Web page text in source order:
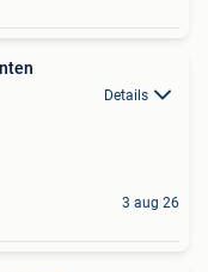
Details
3 aug 26